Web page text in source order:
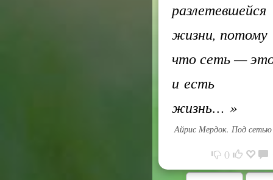
разлетевшейся
жизни, потому
что сеть —
и есть
жизнь… »
Айрис Мердок. Под сетью
0